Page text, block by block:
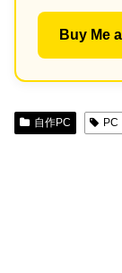
Buy Me
自作PC PC